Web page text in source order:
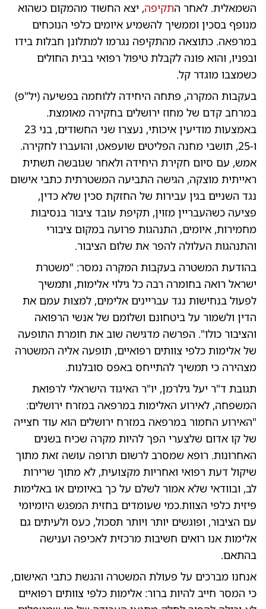
השמאלית. לאחר התקיפה, יצא החשוד מהמקום כשהוא
מנופף בסכין וממשיך להשמיע איומים כלפי הנוכחים
במרפאה. כתוצאה מהתקיפה נגרמו למתלונן חבלות בידו
ובפניו, והוא פונה לקבלת טיפול רפואי בבית החולים
כשמצבו מוגדר קל.
בעקבות המקרה, פתחה היחידה ללוחמה בפשיעה (יל"פ)
במרחב קדם של מחוז ירושלים בחקירה מאומצת.
באמצעות מודיעין איכותי, נעצרו שני החשודים, בני 23
ו-25, תושבי מחנה הפליטים שועפאט, והועברו לחקירה.
אמש, עם סיום חקירת היחידה ולאחר שגובשה תשתית
ראייתית מוצקה, הגישה התביעה המשטרתית כתבי אישום
נגד השניים בגין עבירות של החזקת סכין שלא כדין,
פציעה כשהעבריין מזוין, תקיפת עובד ציבור בנסיבות
מחמירות, איומים, התנהגות פרועה במקום ציבורי
והתנהגות העלולה להפר את שלום הציבור.
בהודעת המשטרה בעקבות המקרה נמסר: "משטרת
ישראל רואה בחומרה רבה כל גילוי אלימות, ותמשיך
לפעול בנחישות נגד עבריינים אלימים, למצות עמם את
הדין ולשמור על ביטחונם ושלומם של אנשי הרפואה
והציבור כולו". הפרשה מדגישה שוב את חומרת התופעה
של אלימות כלפי צוותים רפואיים, תופעה אליה המשטרה
מצהירה כי תמשיך להתייחס באפס סובלנות.
תגובת ד"ר יעל גילרמן, יו"ר האיגוד הישראלי לרפואת
המשפחה, לאירוע האלימות במרפאה במזרח ירושלים:
"האירוע החמור במרפאה במזרח ירושלים הוא עוד חצייה
של קו אדום שלצערי הפך להיות מקרה שכיח בשנים
האחרונות. רופא שמסרב לרשום תרופה עושה זאת מתוך
שיקול דעת רפואי ואחריות מקצועית, לא מתוך שרירות
לב, ובוודאי שלא אמור לשלם על כך באיומים או באלימות
פיזית כלפי הצוות.כמי שעומדים בחזית המפגש היומיומי
עם הציבור, ופוגשים יותר ויותר תסכול, כעס ולעיתים גם
אלימות אנו רואים חשיבות מרכזית לאכיפה וענישה
בהתאם.
אנחנו מברכים על פעולת המשטרה והגשת כתבי האישום,
כי המסר חייב להיות ברור: אלימות כלפי צוותים רפואיים